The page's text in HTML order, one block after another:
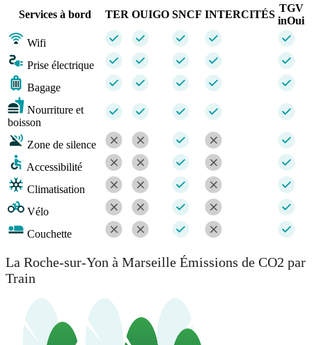
Services à bord
TER OUIGO SNCF INTERCITÉS
TGV
inOui
Wifi
Prise électrique
Bagage
Nourriture et
boisson
Zone de silence
Accessibilité
Climatisation
Vélo
Couchette
La Roche-sur-Yon à Marseille Émissions de CO2 par
Train